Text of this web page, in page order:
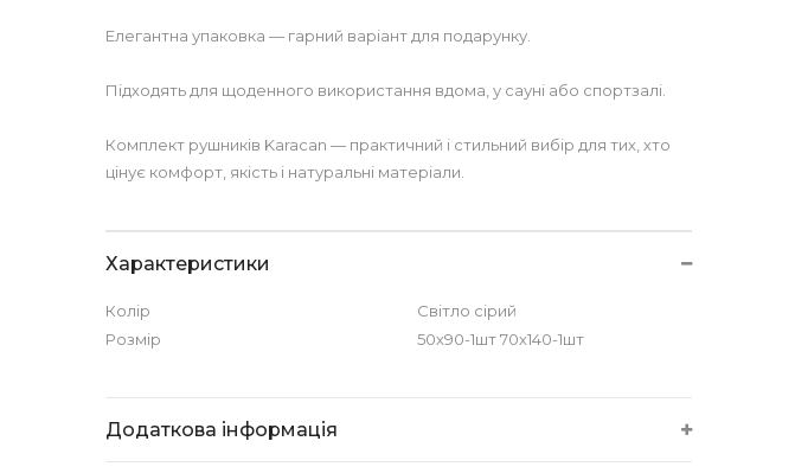
Елегантна упаковка — гарний варіант для подарунку.
Підходять для щоденного використання вдома, у сауні або спортзалі.
Комплект рушників Karacan — практичний і стильний вибір для тих, хто
цінує комфорт, якість і натуральні матеріали.
Характеристики
Колір
Світло сірий
Розмір
50х90-1шт 70х140-1шт
Додаткова інформація